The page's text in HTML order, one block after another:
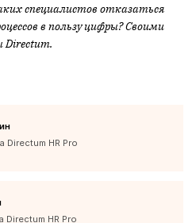
специалистов отказаться
в пользу цифры? Своими
Directum.
Directum HR Pro
Directum HR Pro